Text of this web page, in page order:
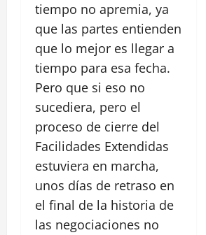
tiempo no apremia, ya
que las partes entienden
que lo mejor es llegar a
tiempo para esa fecha.
Pero que si eso no
sucediera, pero el
proceso de cierre del
Facilidades Extendidas
estuviera en marcha,
unos días de retraso en
el final de la historia de
las negociaciones no